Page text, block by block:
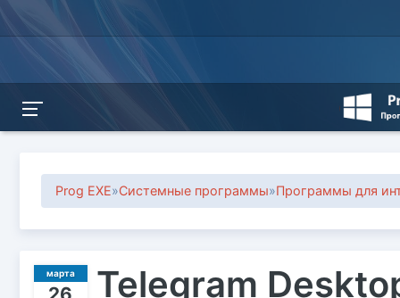
Prog EXE»Системные программы»Программы для
марта
Telegram